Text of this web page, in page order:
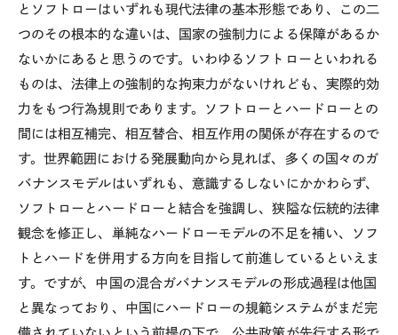
とソフトローはいずれも現代法律の基本形態であり、この二
つのその根本的な違いは、国家の強制力による保障があるか
ないかにあると思うのです。いわゆるソフトローといわれる
ものは、法律上の強制的な拘束力がないけれども、実際的効
力をもつ行為規則であります。ソフトローとハードローとの
間には相互補完、相互替合、相互作用の関係が存在するので
す。世界範囲における発展動向から見れば、多くの国々のガ
バナンスモデルはいずれも、意識するしないにかかわらず、
ソフトローとハードローと結合を強調し、狭隘な伝統的法律
観念を修正し、単純なハードローモデルの不足を補い、ソフ
トとハードを併用する方向を目指して前進しているといえま
す。ですが、中国の混合ガバナンスモデルの形成過程は他国
と異なっており、中国にハードローの規範システムがまだ完